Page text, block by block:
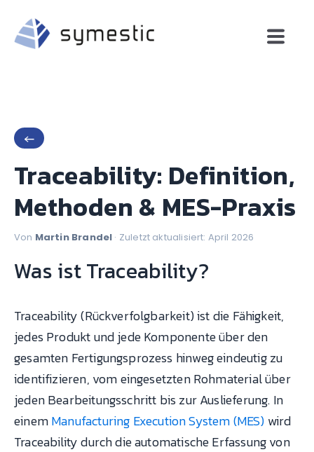
←
Traceability: Definition,
Methoden & MES-Praxis
Von Martin Brandel · Zuletzt aktualisiert: April 2026
Was ist Traceability?
Traceability (Rückverfolgbarkeit) ist die Fähigkeit,
jedes Produkt und jede Komponente über den
gesamten Fertigungsprozess hinweg eindeutig zu
identifizieren, vom eingesetzten Rohmaterial über
jeden Bearbeitungsschritt bis zur Auslieferung. In
einemManufacturing Execution System (MES) wird
Traceability durch die automatische Erfassung von